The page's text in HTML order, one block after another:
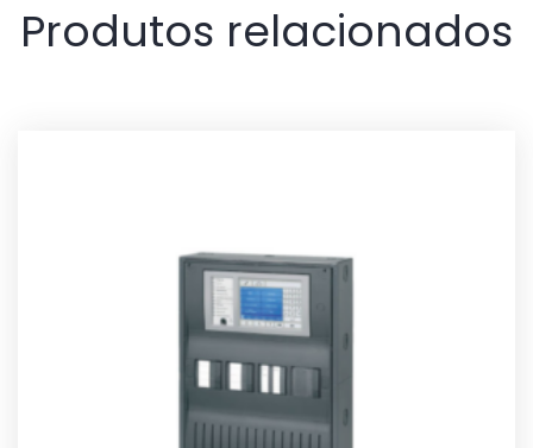
Produtos relacionados